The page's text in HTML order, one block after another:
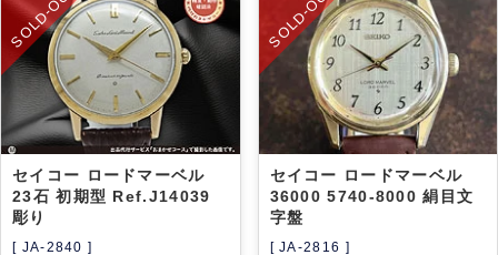
SOLD-OUT
セイコー ロードマーベル
23石 初期型 Ref.J14039
彫り
[ JA-2840 ]
SOLD-OUT
セイコー ロードマーベル
36000 5740-8000 絹目文
字盤
[ JA-2816 ]